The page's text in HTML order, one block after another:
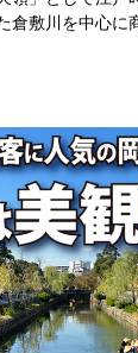
倉敷川を中心に